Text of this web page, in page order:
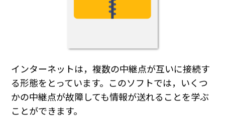
インターネットは，複数の中継点が互いに接続す
る形態をとっています。このソフトでは，いくつ
かの中継点が故障しても情報が送れることを学ぶ
ことができます。